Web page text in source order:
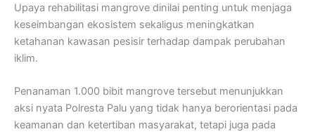
Upaya rehabilitasi mangrove dinilai penting untuk menjaga
keseimbangan ekosistem sekaligus meningkatkan
ketahanan kawasan pesisir terhadap dampak perubahan
iklim.
Penanaman 1.000 bibit mangrove tersebut menunjukkan
aksi nyata Polresta Palu yang tidak hanya berorientasi pada
keamanan dan ketertiban masyarakat, tetapi juga pada